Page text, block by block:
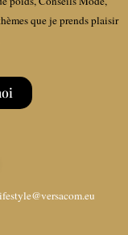
que je prends plaisir